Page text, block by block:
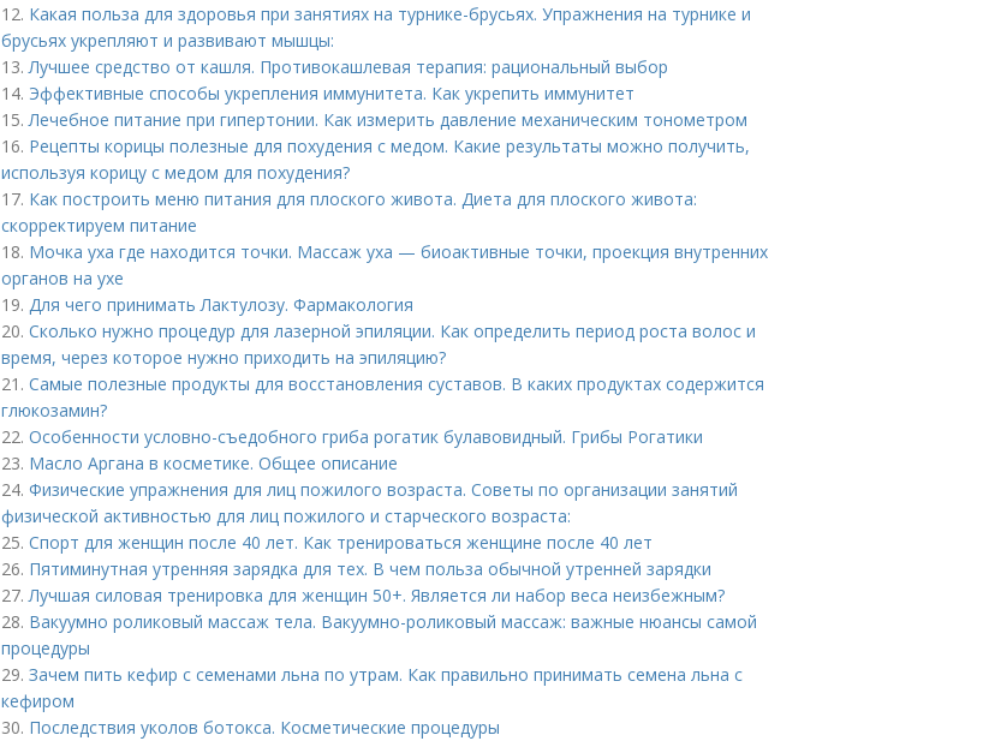
12. Какая польза для здоровья при занятиях на турнике-брусьях. Упражнения на турнике и
брусьях укрепляют и развивают мышцы:
13.Лучшее средство от кашля. Противокашлевая терапия: рациональный выбор
14. Эффективные способы укрепления иммунитета. Как укрепить иммунитет
15.Лечебное питание при гипертонии. Как измерить давление механическим тонометром
16. Рецепты корицы полезные для похудения с медом. Какие результаты можно получить,
используя корицу с медом для похудения?
17. Как построить меню питания для плоского живота. Диета для плоского живота:
скорректируем питание
18. Мочка уха где находится точки. Массаж уха — биоактивные точки, проекция внутренних
органов на ухе
19. Для чего принимать Лактулозу. Фармакология
20. Сколько нужно процедур для лазерной эпиляции. Как определить период роста волос и
время, через которое нужно приходить на эпиляцию?
21. Самые полезные продукты для восстановления суставов. В каких продуктах содержится
глюкозамин?
22. Особенности условно-съедобного гриба рогатик булавовидный. Грибы Рогатики
23. Масло Аргана в косметике. Общее описание
24. Физические упражнения для лиц пожилого возраста. Советы по организации занятий
физической активностью для лиц пожилого и старческого возраста:
25. Спорт для женщин после 40 лет. Как тренироваться женщине после 40 лет
26. Пятиминутная утренняя зарядка для тех. В чем польза обычной утренней зарядки
27.Лучшая силовая тренировка для женщин 50+. Является ли набор веса неизбежным?
28. Вакуумно роликовый массаж тела. Вакуумно-роликовый массаж: важные нюансы самой
процедуры
29. Зачем пить кефир с семенами льна по утрам. Как правильно принимать семена льна с
кефиром
30. Последствия уколов ботокса. Косметические процедуры